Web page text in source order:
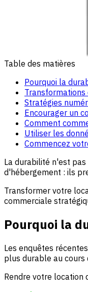
Table des matières
Pourquoi la
Stratégies
Encourager un
Comment
Utiliser les
Commencez
La durabilité n'est
d'hébergement : ils
Transformer votre
commerciale
Pourquoi la
Les enquêtes
plus durable au cours
Rendre votre location